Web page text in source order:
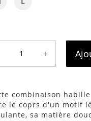
+
combinaison
le coprs d'un motif
sa matière